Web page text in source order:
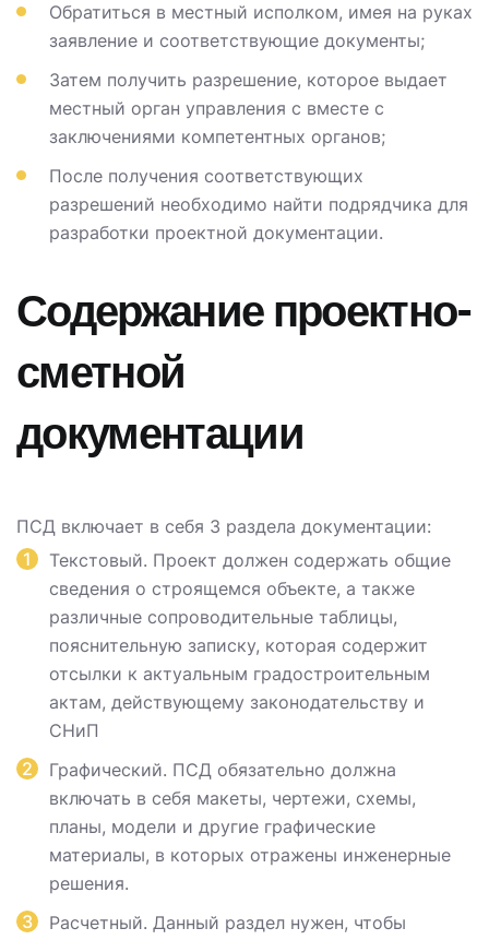
Обратиться в местный исполком, имея на руках
заявление и соответствующие документы;
Затем получить разрешение, которое выдает
местный орган управления с вместе с
заключениями компетентных органов;
После получения соответствующих
разрешений необходимо найти подрядчика для
разработки проектной документации.
Содержание проектно-
сметной
документации
ПСД включает в себя 3 раздела документации:
Текстовый. Проект должен содержать общие
сведения о строящемся объекте, а также
различные сопроводительные таблицы,
пояснительную записку, которая содержит
отсылки к актуальным градостроительным
актам, действующему законодательству и
СНиП
Графический. ПСД обязательно должна
включать в себя макеты, чертежи, схемы,
планы, модели и другие графические
материалы, в которых отражены инженерные
решения.
Расчетный. Данный раздел нужен, чтобы